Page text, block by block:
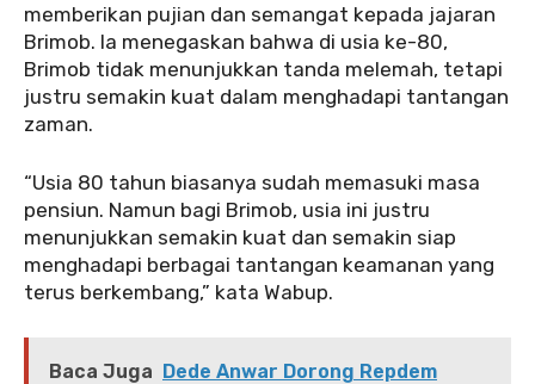
memberikan pujian dan semangat kepada jajaran
Brimob. Ia menegaskan bahwa di usia ke-80,
Brimob tidak menunjukkan tanda melemah, tetapi
justru semakin kuat dalam menghadapi tantangan
zaman.
“Usia 80 tahun biasanya sudah memasuki masa
pensiun. Namun bagi Brimob, usia ini justru
menunjukkan semakin kuat dan semakin siap
menghadapi berbagai tantangan keamanan yang
terus berkembang,” kata Wabup.
Baca Juga Dede Anwar Dorong Repdem